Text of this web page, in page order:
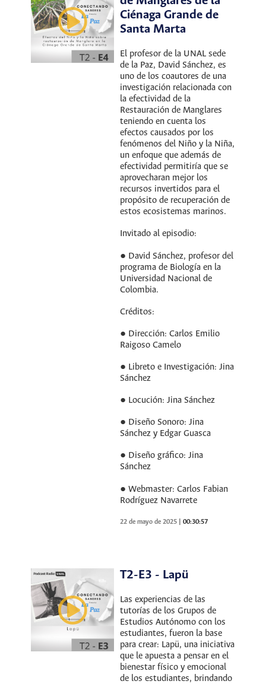
Ciénaga Grande de
Santa Marta
El profesor de la UNAL sede
de la Paz, David Sánchez, es
uno de los coautores de una
investigación relacionada con
la efectividad de la
Restauración de Manglares
teniendo en cuenta los
efectos causados por los
fenómenos del Niño y la Niña,
un enfoque que además de
efectividad permitiría que se
aprovecharan mejor los
recursos invertidos para el
propósito de recuperación de
estos ecosistemas marinos.
Invitado al episodio:
● David Sánchez, profesor del
programa de Biología en la
Universidad Nacional de
Colombia.
Créditos:
● Dirección: Carlos Emilio
Raigoso Camelo
● Libreto e Investigación: Jina
Sánchez
● Locución: Jina Sánchez
● Diseño Sonoro: Jina
Sánchez y Edgar Guasca
● Diseño gráfico: Jina
Sánchez
● Webmaster: Carlos Fabian
Rodríguez Navarrete
22 de mayo de 2025 |00:30:57
T2-E3 - Lapü
Las experiencias de las
tutorías de los Grupos de
Estudios Autónomo con los
estudiantes, fueron la base
para crear: Lapü, una iniciativa
que le apuesta a pensar en el
bienestar físico y emocional
de los estudiantes, brindando